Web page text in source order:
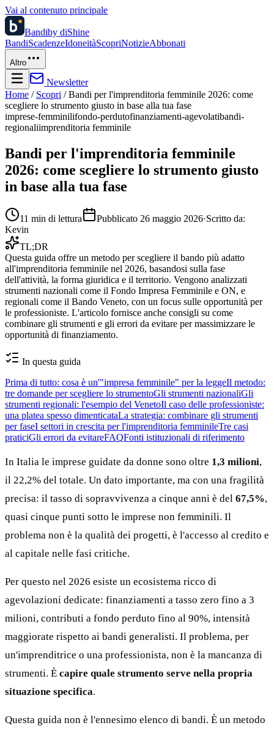
Vai al contenuto principale
Bandiby diShine
BandiScadenzeIdoneitàScopriNotizieAbbonati
Altro
Newsletter
Home / Scopri / Bandi per l'imprenditoria femminile 2026: come
scegliere lo strumento giusto in base alla tua fase
imprese-femminilifondo-perdutofinanziamenti-agevolatibandi-
regionaliimprenditoria femminile
Bandi per l'imprenditoria femminile
2026: come scegliere lo strumento giusto
in base alla tua fase
11 min di lettura Pubblicato 26 maggio 2026·Scritto da:
Kevin
TL;DR
Questa guida offre un metodo per scegliere il bando più adatto
all'imprenditoria femminile nel 2026, basandosi sulla fase
dell'attività, la forma giuridica e il territorio. Vengono analizzati
strumenti nazionali come il Fondo Impresa Femminile e ON, e
regionali come il Bando Veneto, con un focus sulle opportunità per
le professioniste. L'articolo fornisce anche consigli su come
combinare gli strumenti e gli errori da evitare per massimizzare le
opportunità di finanziamento.
In questa guida
Prima di tutto: cosa è un'"impresa femminile" per la leggeIl metodo:
tre domande per scegliere lo strumentoGli strumenti nazionaliGli
strumenti regionali: l'esempio del VenetoIl caso delle professioniste:
una platea spesso dimenticataLa strategia: combinare gli strumenti
per faseI settori in crescita per l'imprenditoria femminileTre casi
praticiGli errori da evitareFAQFonti istituzionali di riferimento
In Italia le imprese guidate da donne sono oltre 1,3 milioni,
il 22,2% del totale. Un dato importante, ma con una fragilità
precisa: il tasso di sopravvivenza a cinque anni è del 67,5%,
quasi cinque punti sotto le imprese non femminili. Il
problema non è la qualità dei progetti, è l'accesso al credito e
al capitale nelle fasi critiche.
Per questo nel 2026 esiste un ecosistema ricco di
agevolazioni dedicate: finanziamenti a tasso zero fino a 3
milioni, contributi a fondo perduto fino al 90%, intensità
maggiorate rispetto ai bandi generalisti. Il problema, per
un'imprenditrice o una professionista, non è la mancanza di
strumenti. È capire quale strumento serve nella propria
situazione specifica.
Questa guida non è l'ennesimo elenco di bandi. È un metodo